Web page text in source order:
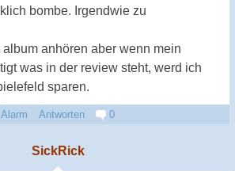
bombe. Irgendwie zu
anhören aber wenn mein
was in der review steht, werd ich
sparen.
Alarm Antworten 0
SickRick